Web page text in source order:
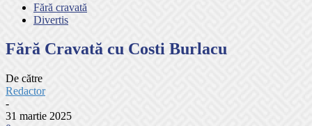
Fără cravată
Divertis
Fără Cravată cu Costi Burlacu
De către
Redactor
-
31 martie 2025